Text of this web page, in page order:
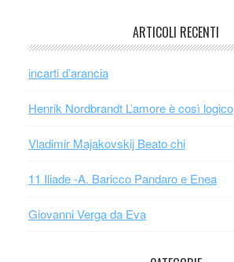
ARTICOLI RECENTI
incarti d’arancia
Henrik Nordbrandt L’amore è così logico
Vladimir Majakovskij Beato chi
11 Iliade -A. Baricco Pandaro e Enea
Giovanni Verga da Eva